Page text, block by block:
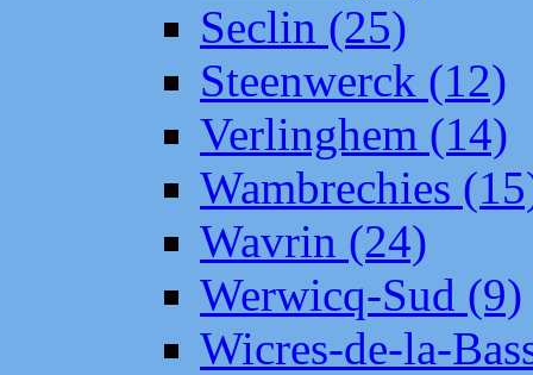
Seclin (25)
Steenwerck (12)
Verlinghem (14)
Wambrechies
Wavrin (24)
Werwicq-Sud (9)
Wicres-de-la-